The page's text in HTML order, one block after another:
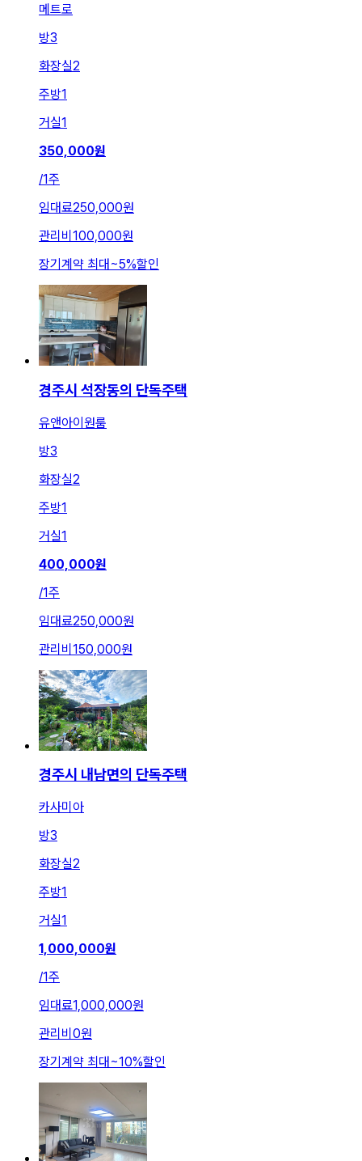
메트로
방3
화장실2
주방1
거실1
350,000원
/1주
임대료250,000원
관리비 100,000원
장기계약 최대~5%할인
경주시 석장동의 단독주택
유앤아이원룸
방3
화장실2
주방1
거실1
400,000원
/1주
임대료250,000원
관리비 150,000원
경주시 내남면의 단독주택
카사미아
방3
화장실2
주방1
거실1
1,000,000원
/1주
임대료1,000,000원
관리비 0원
장기계약 최대~10%할인